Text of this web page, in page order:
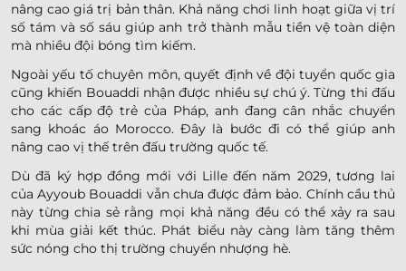
nâng cao giá trị bản thân. Khả năng chơi linh hoạt giữa vị trí
số tám và số sáu giúp anh trở thành mẫu tiền vệ toàn diện
mà nhiều đội bóng tìm kiếm.
Ngoài yếu tố chuyên môn, quyết định về đội tuyển quốc gia
cũng khiến Bouaddi nhận được nhiều sự chú ý. Từng thi đấu
cho các cấp độ trẻ của Pháp, anh đang cân nhắc chuyển
sang khoác áo Morocco. Đây là bước đi có thể giúp anh
nâng cao vị thế trên đấu trường quốc tế.
Dù đã ký hợp đồng mới với Lille đến năm 2029, tương lai
của Ayyoub Bouaddi vẫn chưa được đảm bảo. Chính cầu thủ
này từng chia sẻ rằng mọi khả năng đều có thể xảy ra sau
khi mùa giải kết thúc. Phát biểu này càng làm tăng thêm
sức nóng cho thị trường chuyển nhượng hè.